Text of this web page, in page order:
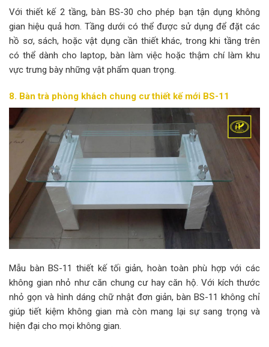
Với thiết kế 2 tầng, bàn BS-30 cho phép bạn tận dụng không
gian hiệu quả hơn. Tầng dưới có thể được sử dụng để đặt các
hồ sơ, sách, hoặc vật dụng cần thiết khác, trong khi tầng trên
có thể dành cho laptop, bàn làm việc hoặc thậm chí làm khu
vực trưng bày những vật phẩm quan trọng.
8. Bàn trà phòng khách chung cưthiết kế mới BS-11
Mẫu bàn BS-11 thiết kế tối giản, hoàn toàn phù hợp với các
không gian nhỏ như căn chung cư hay căn hộ. Với kích thước
nhỏ gọn và hình dáng chữ nhật đơn giản, bàn BS-11 không chỉ
giúp tiết kiệm không gian mà còn mang lại sự sang trọng và
hiện đại cho mọi không gian.